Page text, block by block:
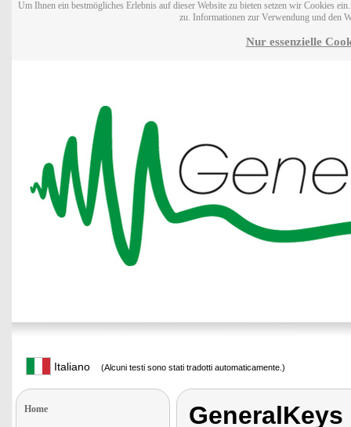
Um Ihnen ein bestmögliches Erlebnis auf dieser Website zu bieten setzen wir Cookies
zu. Informationen zur Verwendung und den
Nur essenzielle
Italiano (Alcuni testi sono stati tradotti automaticamente.)
Home GeneralKeys